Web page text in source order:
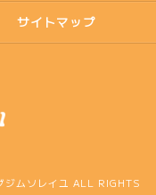
サイトマップ
ジムソレイユ ALL RIGHTS